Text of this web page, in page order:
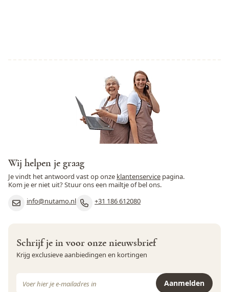
Wij helpen je graag
Je vindt het antwoord vast op onze klantenservice pagina.
Kom je er niet uit? Stuur ons een mailtje of bel ons.
info@nutamo.nl
+31 186 612080
Schrijf je in voor onze nieuwsbrief
Krijg exclusieve aanbiedingen en kortingen
Aanmelden